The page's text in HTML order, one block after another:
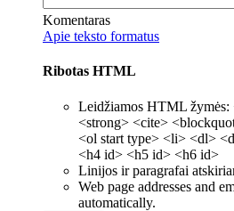
Komentaras
Apie teksto formatus
Ribotas HTML
Leidžiamos HTML žymės:
<strong> <cite>
<ol start type> <li> <dl>
<h4 id> <h5 id> <h6 id>
Linijos ir paragrafai
Web page addresses and
automatically.